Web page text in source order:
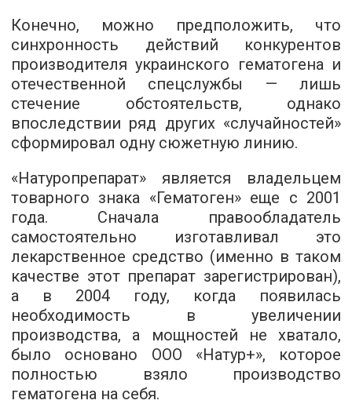
Конечно, можно предположить, что
синхронность действий конкурентов
производителя украинского гематогена и
отечественной спецслужбы — лишь
стечение обстоятельств, однако
впоследствии ряд других «случайностей»
сформировал одну сюжетную линию.
«Натуропрепарат» является владельцем
товарного знака «Гематоген» еще с 2001
года. Сначала правообладатель
самостоятельно изготавливал это
лекарственное средство (именно в таком
качестве этот препарат зарегистрирован),
а в 2004 году, когда появилась
необходимость в увеличении
производства, а мощностей не хватало,
было основано ООО «Натур+», которое
полностью взяло производство
гематогена на себя.